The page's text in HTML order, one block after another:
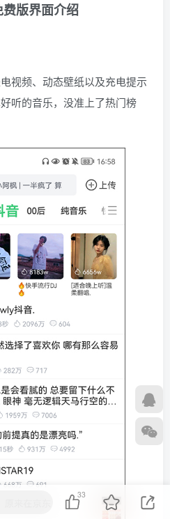
版界面介绍
视频、动态壁纸以及充电提示
听的音乐，没准上了热门榜
33